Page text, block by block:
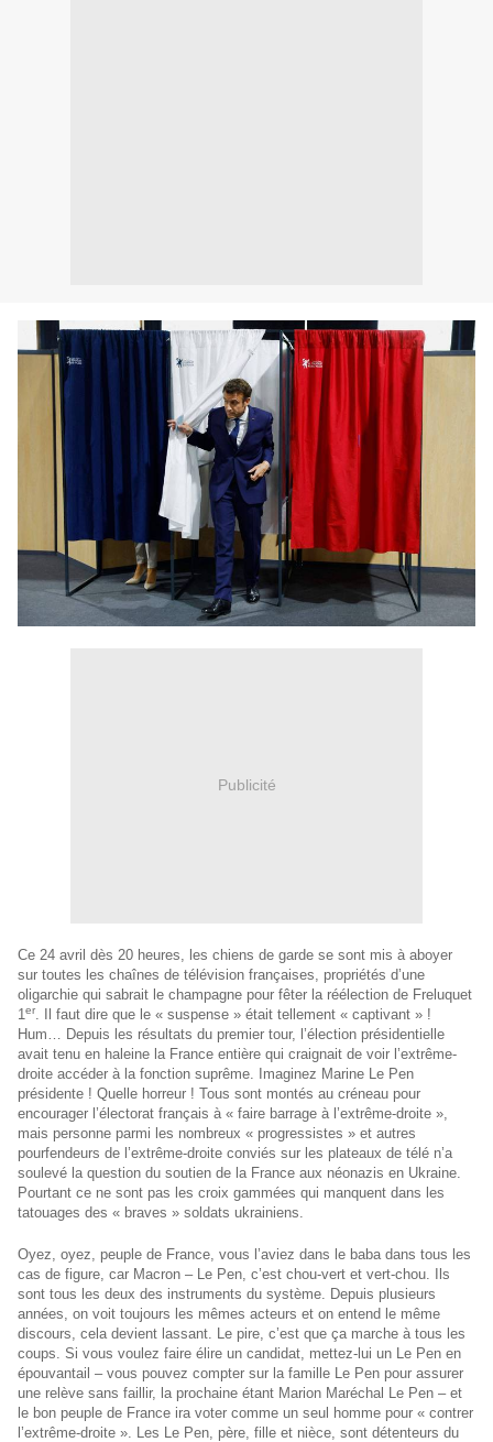
Publicité
Ce 24 avril dès 20 heures, les chiens de garde se sont mis à aboyer
sur toutes les chaînes de télévision françaises, propriétés d’une
oligarchie qui sabrait le champagne pour fêter la réélection de Freluquet
1er
. Il faut dire que le « suspense » était tellement « captivant » !
Hum… Depuis les résultats du premier tour, l’élection présidentielle
avait tenu en haleine la France entière qui craignait de voir l’extrême-
droite accéder à la fonction suprême. Imaginez Marine Le Pen
présidente ! Quelle horreur ! Tous sont montés au créneau pour
encourager l’électorat français à « faire barrage à l’extrême-droite »,
mais personne parmi les nombreux « progressistes » et autres
pourfendeurs de l’extrême-droite conviés sur les plateaux de télé n’a
soulevé la question du soutien de la France aux néonazis en Ukraine.
Pourtant ce ne sont pas les croix gammées qui manquent dans les
tatouages des « braves » soldats ukrainiens.
Oyez, oyez, peuple de France, vous l’aviez dans le baba dans tous les
cas de figure, car Macron – Le Pen, c’est chou-vert et vert-chou. Ils
sont tous les deux des instruments du système. Depuis plusieurs
années, on voit toujours les mêmes acteurs et on entend le même
discours, cela devient lassant. Le pire, c’est que ça marche à tous les
coups. Si vous voulez faire élire un candidat, mettez-lui un Le Pen en
épouvantail – vous pouvez compter sur la famille Le Pen pour assurer
une relève sans faillir, la prochaine étant Marion Maréchal Le Pen – et
le bon peuple de France ira voter comme un seul homme pour « contrer
l’extrême-droite ». Les Le Pen, père, fille et nièce, sont détenteurs du